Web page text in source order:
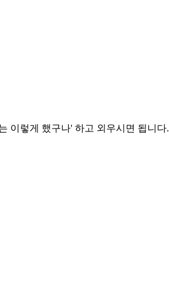
이렇게 했구나' 하고 외우시면 됩니다.